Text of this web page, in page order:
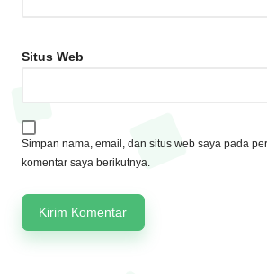
Situs Web
Simpan nama, email, dan situs web saya pada
komentar saya berikutnya.